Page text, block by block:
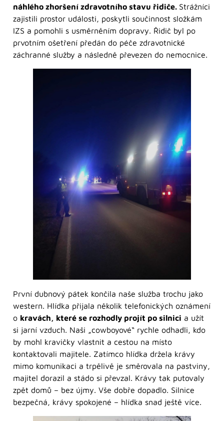
náhlého zhoršení zdravotního stavu řidiče. Strážníci
zajistili prostor události, poskytli součinnost složkám
IZS a pomohli s usměrněním dopravy. Řidič byl po
prvotním ošetření předán do péče zdravotnické
záchranné služby a následně převezen do nemocnice.
První dubnový pátek končila naše služba trochu jako
western. Hlídka přijala několik telefonických oznámení
o kravách, které se rozhodly projít po silnici a užít
si jarní vzduch. Naši „cowboyové“ rychle odhadli, kdo
by mohl kravičky vlastnit a cestou na místo
kontaktovali majitele. Zatímco hlídka držela krávy
mimo komunikaci a trpělivě je směrovala na pastviny,
majitel dorazil a stádo si převzal. Krávy tak putovaly
zpět domů – bez újmy. Vše dobře dopadlo. Silnice
bezpečná, krávy spokojené – hlídka snad ještě více.